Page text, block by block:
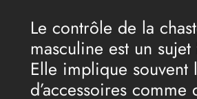
Le contrôle de la
masculine est un
Elle implique souvent
d’accessoires comme